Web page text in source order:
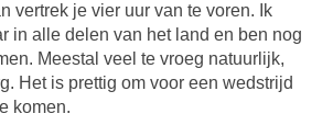
vertrek je vier uur van te voren. Ik
in alle delen van het land en ben nog
Meestal veel te vroeg natuurlijk,
Het is prettig om voor een wedstrijd
komen.